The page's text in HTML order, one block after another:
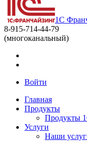
1С
8-915-714-44-79
(многоканальный)
Войти
Главная
Продукты
Продукты
Услуги
Наши